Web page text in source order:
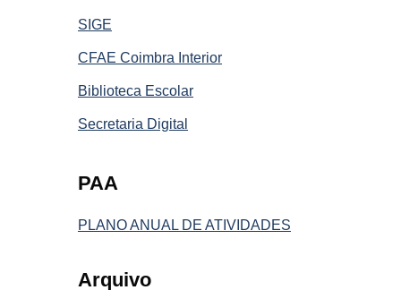
SIGE
CFAE Coimbra Interior
Biblioteca Escolar
Secretaria Digital
PAA
PLANO ANUAL DE ATIVIDADES
Arquivo